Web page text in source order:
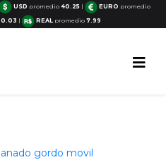
USD promedio40.25 | EURO promedio
0.03 | REALpromedio 7.99